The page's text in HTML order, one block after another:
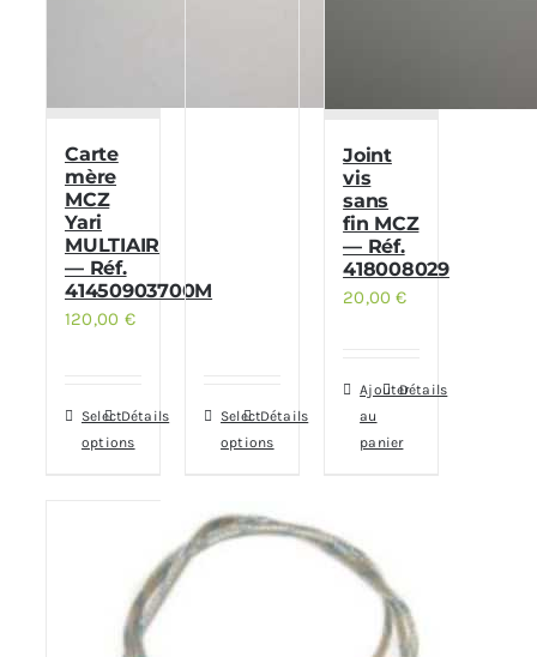
Carte
mère
MCZ
Yari
MULTIAIR
— Réf.
41450903700M
120,00 €
Select
options
Détails
Select
options
Détails
Joint
vis
sans
fin MCZ
— Réf.
418008029
20,00€
Ajouter
au
panier
Détails